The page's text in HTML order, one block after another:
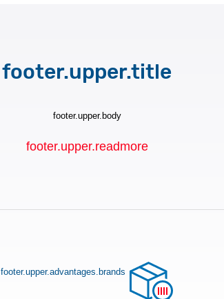
footer.upper.title
footer.upper.body
footer.upper.readmore
footer.upper.advantages.brands